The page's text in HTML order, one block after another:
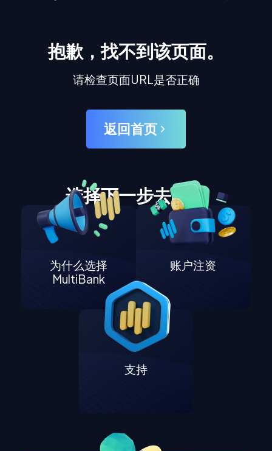
抱歉，找不到该页面。
请检查页面URL是否正确
返回首页
选择下一步去哪里
为什么选择
MultiBank
账户注资
支持